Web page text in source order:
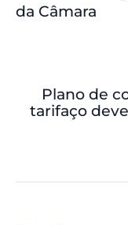
da Câmara
Plano de
tarifaço